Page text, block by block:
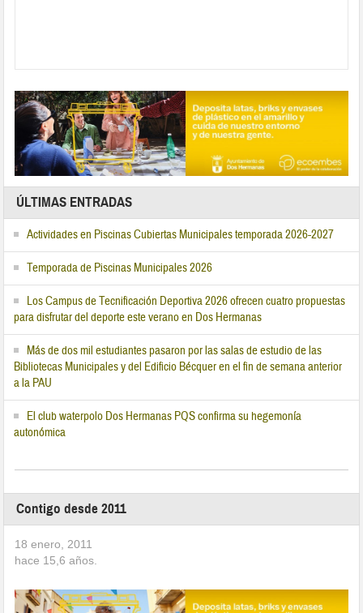
ÚLTIMAS ENTRADAS
Actividades en Piscinas Cubiertas Municipales temporada 2026-2027
Temporada de Piscinas Municipales 2026
Los Campus de Tecnificación Deportiva 2026 ofrecen cuatro propuestas
para disfrutar del deporte este verano en Dos Hermanas
Más de dos mil estudiantes pasaron por las salas de estudio de las
Bibliotecas Municipales y del Edificio Bécquer en el fin de semana anterior
a la PAU
El club waterpolo Dos Hermanas PQS confirma su hegemonía
autonómica
Contigo desde 2011
18 enero, 2011
hace 15,6 años.